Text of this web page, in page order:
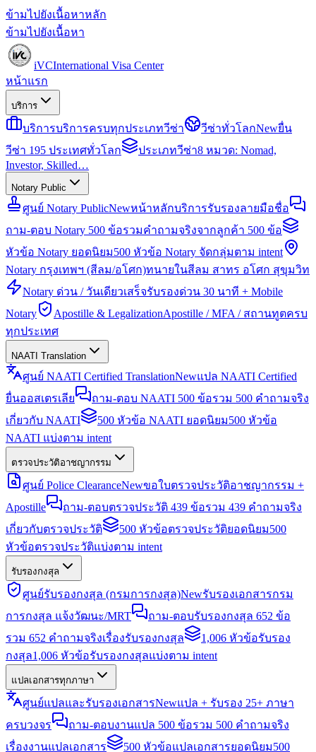
ข้ามไปยังเนื้อหาหลัก
ข้ามไปยังเนื้อหา
iVCInternational Visa Center
หน้าแรก
บริการ
บริการบริการครบทุกประเภทวีซ่า วีซ่าทั่วโลกNewยื่น
วีซ่า 195 ประเทศทั่วโลก
ประเภทวีซ่า8 หมวด: Nomad,
Investor, Skilled…
Notary Public
ศูนย์ Notary PublicNewหน้าหลักบริการรับรองลายมือชื่อ
ถาม-ตอบ Notary 500 ข้อรวมคำถามจริงจากลูกค้า 500 ข้อ
หัวข้อ Notary ยอดนิยม500 หัวข้อ Notary จัดกลุ่มตาม intent
Notary กรุงเทพฯ (สีลม/อโศก)ทนายในสีลม สาทร อโศก สุขุมวิท
Notary ด่วน / วันเดียวเสร็จรับรองด่วน 30 นาที + Mobile
Notary
Apostille & LegalizationApostille / MFA / สถานทูตครบ
ทุกประเทศ
NAATI Translation
ศูนย์ NAATI Certified TranslationNewแปล NAATI Certified
ยื่นออสเตรเลีย
ถาม-ตอบ NAATI 500 ข้อรวม 500 คำถามจริง
เกี่ยวกับ NAATI
500 หัวข้อ NAATI ยอดนิยม500 หัวข้อ
NAATI แบ่งตาม intent
ตรวจประวัติอาชญากรรม
ศูนย์ Police ClearanceNewขอใบตรวจประวัติอาชญากรรม +
Apostille
ถาม-ตอบตรวจประวัติ 439 ข้อรวม 439 คำถามจริง
เกี่ยวกับตรวจประวัติ
500 หัวข้อตรวจประวัติยอดนิยม500
หัวข้อตรวจประวัติแบ่งตาม intent
รับรองกงสุล
ศูนย์รับรองกงสุล (กรมการกงสุล)Newรับรองเอกสารกรม
การกงสุล แจ้งวัฒนะ/MRT
ถาม-ตอบรับรองกงสุล 652 ข้อ
รวม 652 คำถามจริงเรื่องรับรองกงสุล
1,006 หัวข้อรับรอง
กงสุล1,006 หัวข้อรับรองกงสุลแบ่งตาม intent
แปลเอกสารทุกภาษา
ศูนย์แปลและรับรองเอกสารNewแปล + รับรอง 25+ ภาษา
ครบวงจร
ถาม-ตอบงานแปล 500 ข้อรวม 500 คำถามจริง
เรื่องงานแปลเอกสาร
500 หัวข้อแปลเอกสารยอดนิยม500